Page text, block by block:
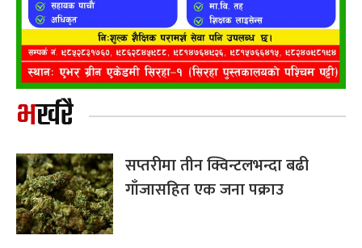
भर्खरै
सप्तरीमा तीन क्विन्टलभन्दा बढी
गाँजासहित एक जना पक्राउ